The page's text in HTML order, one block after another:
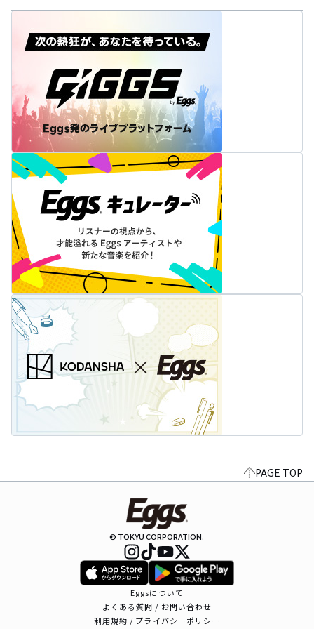
PAGE TOP
© TOKYU CORPORATION.
Eggsについて
よくある質問 / お問い合わせ
利用規約 / プライバシーポリシー